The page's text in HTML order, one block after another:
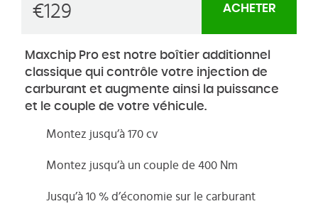
€129 ACHETER
Maxchip Pro est notre boîtier additionnel
classique qui contrôle votre injection de
carburant et augmente ainsi la puissance
et le couple de votre véhicule.
Montez jusqu’à 170 cv
Montez jusqu’à un couple de 400 Nm
Jusqu’à 10 % d’économie sur le carburant